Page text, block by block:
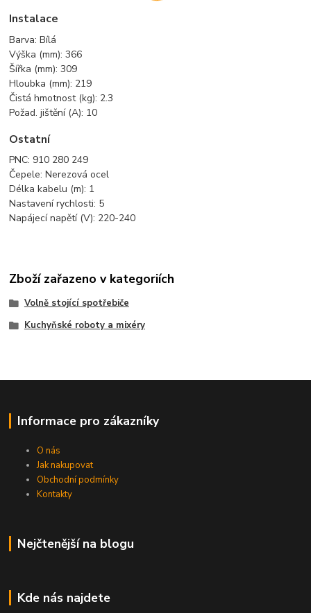
Instalace
Barva: Bílá
Výška (mm): 366
Šířka (mm): 309
Hloubka (mm): 219
Čistá hmotnost (kg): 2.3
Požad. jištění (A): 10
Ostatní
PNC: 910 280 249
Čepele: Nerezová ocel
Délka kabelu (m): 1
Nastavení rychlosti: 5
Napájecí napětí (V): 220-240
Zboží zařazeno v kategoriích
Volně stojící spotřebiče
Kuchyňské roboty a mixéry
Informace pro zákazníky
O nás
Jak nakupovat
Obchodní podmínky
Kontakty
Nejčtenější na blogu
Kde nás najdete